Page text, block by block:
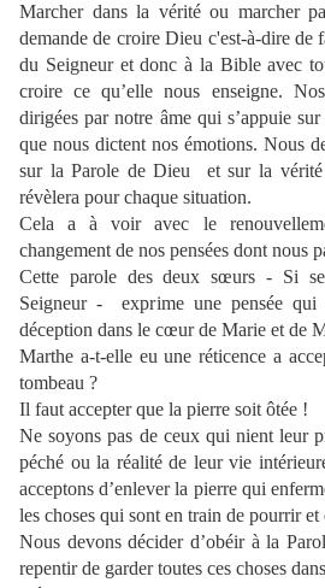
Marcher dans la vérité ou marcher
demande de croire Dieu c'est-à-dire de
du Seigneur et donc à la Bible avec
croire ce qu’elle nous enseigne.
dirigées par notre âme qui s’appuie
que nous dictent nos émotions. Nous
sur la Parole de Dieu et sur la vérité
révèlera pour chaque situation.
Cela a à voir avec le
changement de nos pensées dont nous
Cette parole des deux sœurs - Si
Seigneur - exprime une pensée
déception dans le cœur de Marie et de
Marthe a-t-elle eu une réticence a
tombeau ?
Il faut accepter que la pierre soit ôtée !
Ne soyons pas de ceux qui nient leur
péché ou la réalité de leur vie
acceptons d’enlever la pierre qui
les choses qui sont en train de pourrir et
Nous devons décider d’obéir à la
repentir de garder toutes ces choses